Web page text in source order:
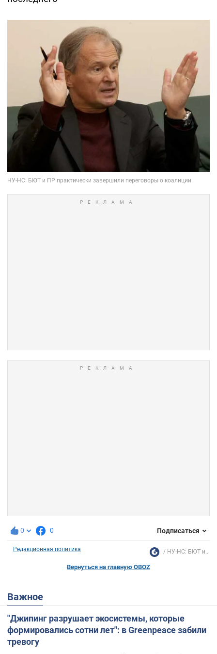
0 0 Подписаться
Редакционная политика НУ-НС: БЮТ и...
Вернуться на главную OBOZ
Важное
"Джипинг разрушает экосистемы, которые
формировались сотни лет": в Greenpeace забили
тревогу